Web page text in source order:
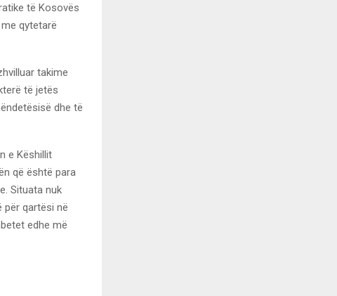
të Kosovës
qytetarë
takime
të jetës
dhe të
e Këshillit
që është para
Situata nuk
për qartësi në
edhe më